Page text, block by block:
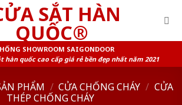
SHOWROOM SAIGONDOOR
hàn quốc cao cấp giá rẻ bền đẹp nhất năm 2021
PHẨM / CỬA CHỐNG CHÁY / CỬA
THÉP CHỐNG CHÁY